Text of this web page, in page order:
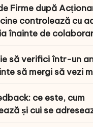
Firme după
controlează cu
înainte de
să verifici într-un
să mergi să vezi
ce este, cum
și cui se